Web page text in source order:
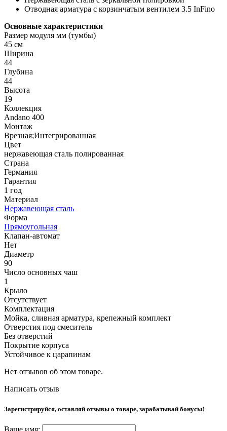
Отводная арматура с корзинчатым вентилем 3.5 InFino
Основные характеристики
Размер модуля мм (тумбы)
45 см
Ширина
44
Глубина
44
Высота
19
Коллекция
Andano 400
Монтаж
Врезная;Интегрированная
Цвет
нержавеющая сталь полированная
Страна
Германия
Гарантия
1 год
Материал
Нержавеющая сталь
Форма
Прямоугольная
Клапан-автомат
Нет
Диаметр
90
Число основных чаш
1
Крыло
Отсутствует
Комплектация
Мойка, сливная арматура, крепежный комплект
Отверстия под смеситель
Без отверстий
Покрытие корпуса
Устойчивое к царапинам
Нет отзывов об этом товаре.
Написать отзыв
Зарегистрируйся, оставляй отзывы о товаре, зарабатывай бонусы!
Ваше имя: